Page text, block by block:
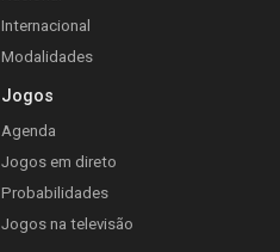
Internacional
Modalidades
Jogos
Agenda
Jogos em direto
Probabilidades
Jogos na televisão